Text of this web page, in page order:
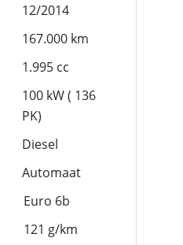
12/2014
167.000 km
1.995 cc
100 kW ( 136
PK)
Diesel
Automaat
Euro 6b
121 g/km